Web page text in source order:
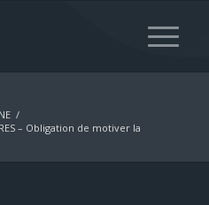
/
– Obligation de motiver la